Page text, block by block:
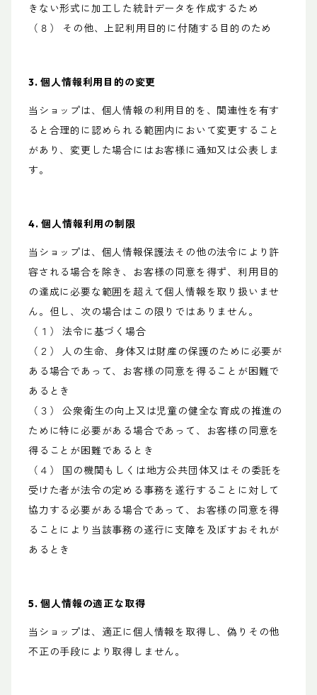
きない形式に加工した統計データを作成するため
（８） その他、上記利用目的に付随する目的のため
3. 個人情報利用目的の変更
当ショップは、個人情報の利用目的を、関連性を有す
ると合理的に認められる範囲内において変更すること
があり、変更した場合にはお客様に通知又は公表しま
す。
4. 個人情報利用の制限
当ショップは、個人情報保護法その他の法令により許
容される場合を除き、お客様の同意を得ず、利用目的
の達成に必要な範囲を超えて個人情報を取り扱いませ
ん。但し、次の場合はこの限りではありません。
（１） 法令に基づく場合
（２） 人の生命、身体又は財産の保護のために必要が
ある場合であって、お客様の同意を得ることが困難で
あるとき
（３） 公衆衛生の向上又は児童の健全な育成の推進の
ために特に必要がある場合であって、お客様の同意を
得ることが困難であるとき
（４） 国の機関もしくは地方公共団体又はその委託を
受けた者が法令の定める事務を遂行することに対して
協力する必要がある場合であって、お客様の同意を得
ることにより当該事務の遂行に支障を及ぼすおそれが
あるとき
5. 個人情報の適正な取得
当ショップは、適正に個人情報を取得し、偽りその他
不正の手段により取得しません。